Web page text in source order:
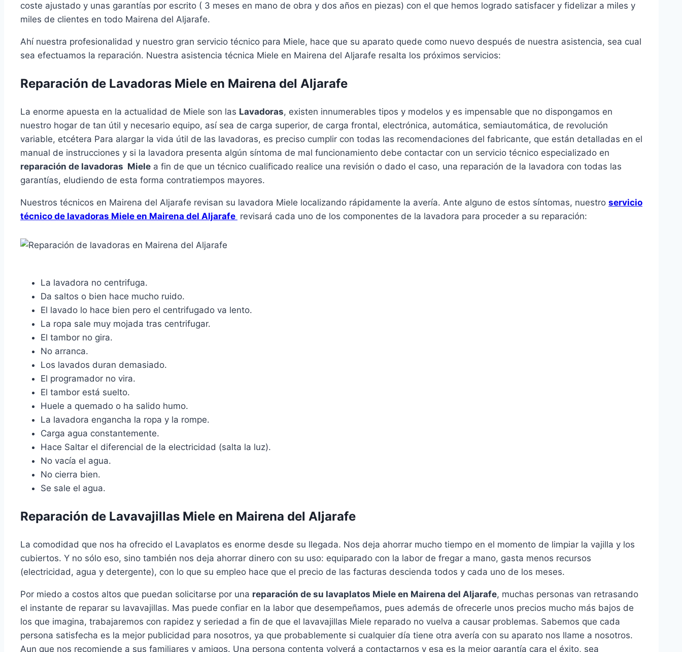
coste ajustado y unas garantías por escrito ( 3 meses en mano de obra y dos años en piezas) con el que hemos logrado satisfacer y fidelizar a miles y
miles de clientes en todo Mairena del Aljarafe.
Ahí nuestra profesionalidad y nuestro gran servicio técnico para Miele, hace que su aparato quede como nuevo después de nuestra asistencia, sea cual
sea efectuamos la reparación. Nuestra asistencia técnica Miele en Mairena del Aljarafe resalta los próximos servicios:
Reparación de Lavadoras Miele en Mairena del Aljarafe
La enorme apuesta en la actualidad de Miele son las Lavadoras, existen innumerables tipos y modelos y es impensable que no dispongamos en
nuestro hogar de tan útil y necesario equipo, así sea de carga superior, de carga frontal, electrónica, automática, semiautomática, de revolución
variable, etcétera Para alargar la vida útil de las lavadoras, es preciso cumplir con todas las recomendaciones del fabricante, que están detalladas en el
manual de instrucciones y si la lavadora presenta algún síntoma de mal funcionamiento debe contactar con un servicio técnico especializado en
reparación de lavadoras Miele a fin de que un técnico cualificado realice una revisión o dado el caso, una reparación de la lavadora con todas las
garantías, eludiendo de esta forma contratiempos mayores.
Nuestros técnicos en Mairena del Aljarafe revisan su lavadora Miele localizando rápidamente la avería. Ante alguno de estos síntomas, nuestro servicio
técnico de lavadoras Miele en Mairena del Aljarafe revisará cada uno de los componentes de la lavadora para proceder a su reparación:
La lavadora no centrifuga.
Da saltos o bien hace mucho ruido.
El lavado lo hace bien pero el centrifugado va lento.
La ropa sale muy mojada tras centrifugar.
El tambor no gira.
No arranca.
Los lavados duran demasiado.
El programador no vira.
El tambor está suelto.
Huele a quemado o ha salido humo.
La lavadora engancha la ropa y la rompe.
Carga agua constantemente.
Hace Saltar el diferencial de la electricidad (salta la luz).
No vacía el agua.
No cierra bien.
Se sale el agua.
Reparación de Lavavajillas Miele en Mairena del Aljarafe
La comodidad que nos ha ofrecido el Lavaplatos es enorme desde su llegada. Nos deja ahorrar mucho tiempo en el momento de limpiar la vajilla y los
cubiertos. Y no sólo eso, sino también nos deja ahorrar dinero con su uso: equiparado con la labor de fregar a mano, gasta menos recursos
(electricidad, agua y detergente), con lo que su empleo hace que el precio de las facturas descienda todos y cada uno de los meses.
Por miedo a costos altos que puedan solicitarse por una reparación de su lavaplatos Miele en Mairena del Aljarafe, muchas personas van retrasando
el instante de reparar su lavavajillas. Mas puede confiar en la labor que desempeñamos, pues además de ofrecerle unos precios mucho más bajos de
los que imagina, trabajaremos con rapidez y seriedad a fin de que el lavavajillas Miele reparado no vuelva a causar problemas. Sabemos que cada
persona satisfecha es la mejor publicidad para nosotros, ya que probablemente si cualquier día tiene otra avería con su aparato nos llame a nosotros.
Aun que nos recomiende a sus familiares y amigos. Una persona contenta volverá a contactarnos y esa es la mejor garantía cara el éxito, sea